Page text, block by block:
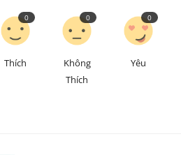
Thích
0
Không
Thích
0
Yêu
0